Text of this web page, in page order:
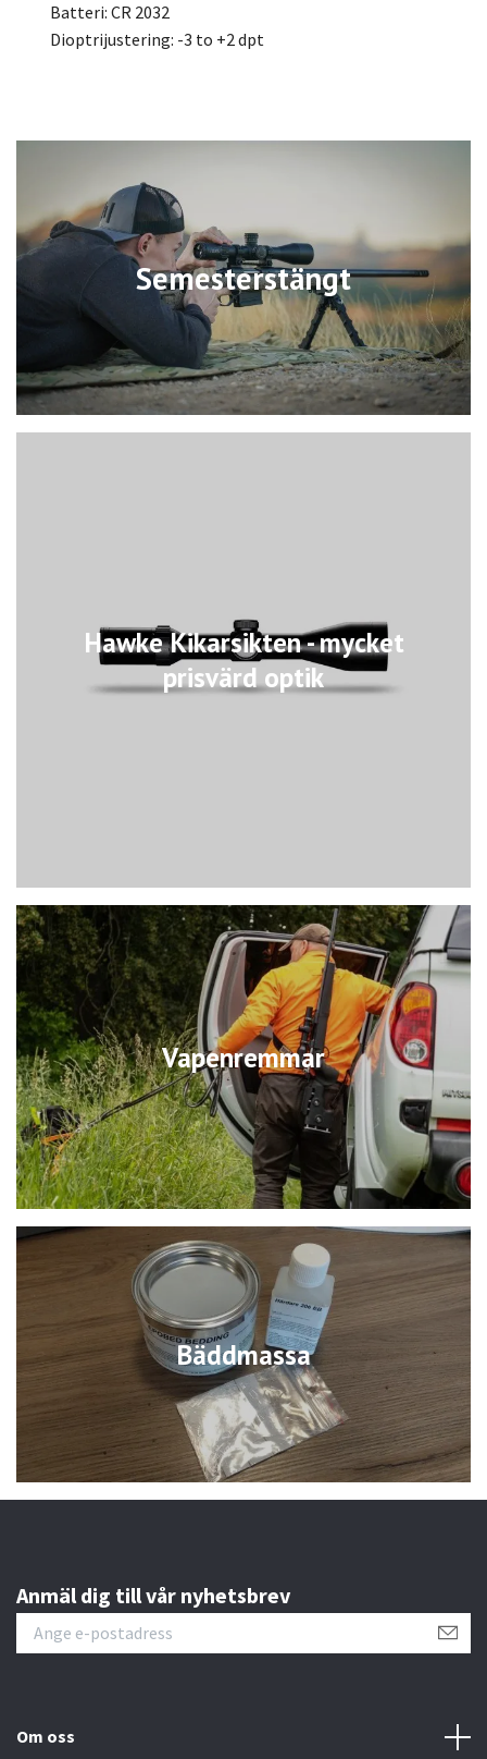
Semesterstängt
Hawke Kikarsikten - mycket
prisvärd optik
Vapenremmar
Bäddmassa
Batteri: CR 2032
Dioptrijustering: -3 to +2 dpt
Anmäl dig till vår nyhetsbrev
Om oss